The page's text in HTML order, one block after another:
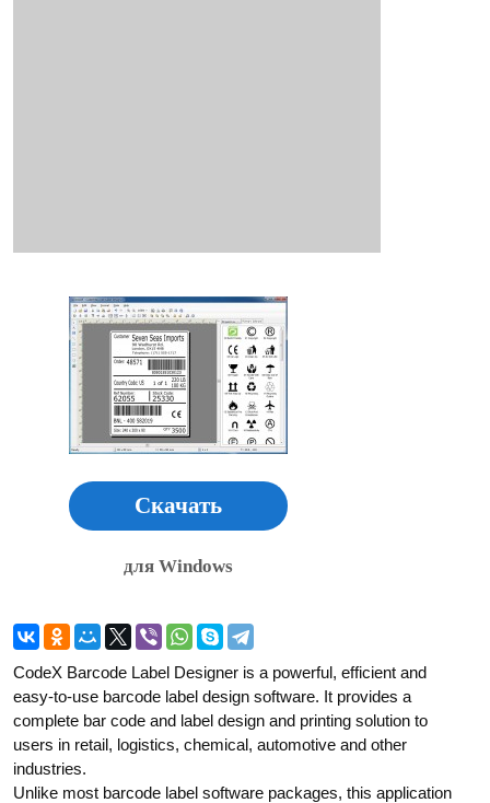
Скачать
для Windows
CodeX Barcode Label Designer is a powerful, efficient and
easy-to-use barcode label design software. It provides a
complete bar code and label design and printing solution to
users in retail, logistics, chemical, automotive and other
industries.
Unlike most barcode label software packages, this application